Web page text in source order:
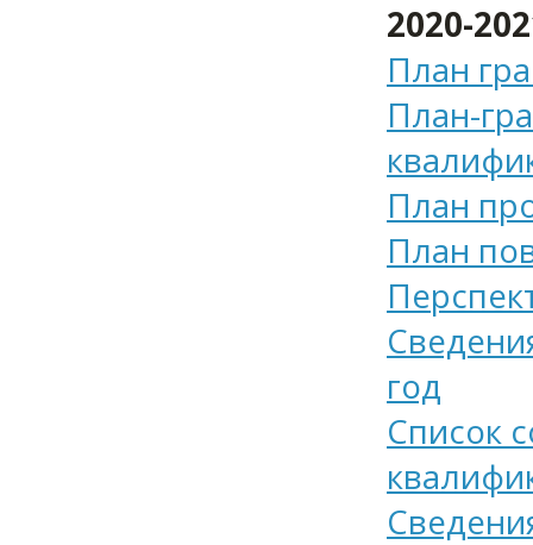
2020-
План
План-
План
План
год
Список